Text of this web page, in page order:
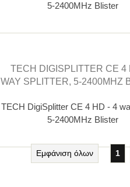
5-2400MHz Blister
TECH DIGISPLITTER CE 4
WAY SPLITTER, 5-2400MHZ
TECH DigiSplitter CE 4 HD - 4
5-2400MHz Blister
Εμφάνιση όλων 1